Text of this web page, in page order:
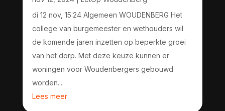
di 12 nov, 15:24 Algemeen WOUDENBERG Het
college van burgemeester en wethouders wil
de komende jaren inzetten op beperkte groei
van het dorp. Met deze keuze kunnen er
woningen voor Woudenbergers gebouwd
worden....
Lees meer